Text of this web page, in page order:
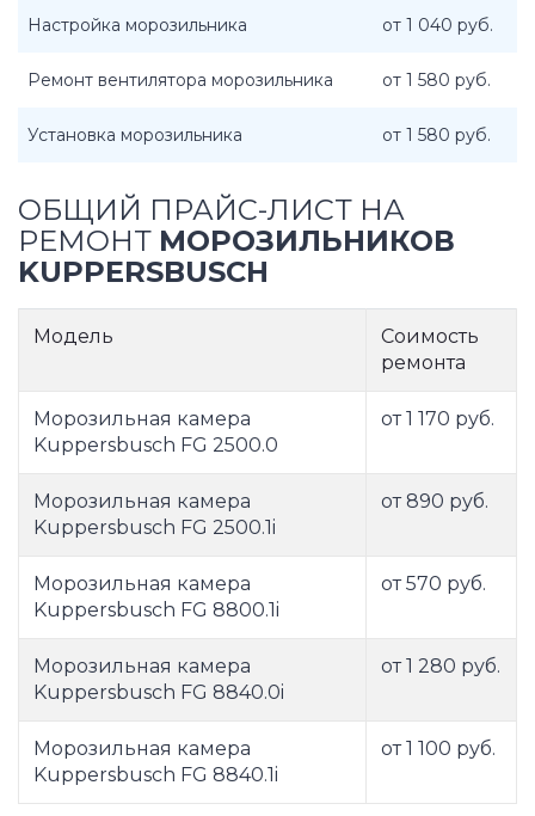
Настройка морозильника от 1 040 руб.
Ремонт вентилятора морозильника от 1 580 руб.
Установка морозильника от 1 580 руб.
ОБЩИЙ ПРАЙС-ЛИСТ НА
РЕМОНТ МОРОЗИЛЬНИКОВ
KUPPERSBUSCH
Модель
Соимость
ремонта
Морозильная камера
Kuppersbusch FG 2500.0
от 1 170 руб.
Морозильная камера
Kuppersbusch FG 2500.1i
от 890 руб.
Морозильная камера
Kuppersbusch FG 8800.1i
от 570 руб.
Морозильная камера
Kuppersbusch FG 8840.0i
от 1 280 руб.
Морозильная камера
Kuppersbusch FG 8840.1i
от 1 100 руб.